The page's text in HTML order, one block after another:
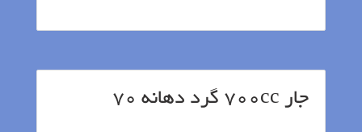
جار 700cc گرد دهانه 70